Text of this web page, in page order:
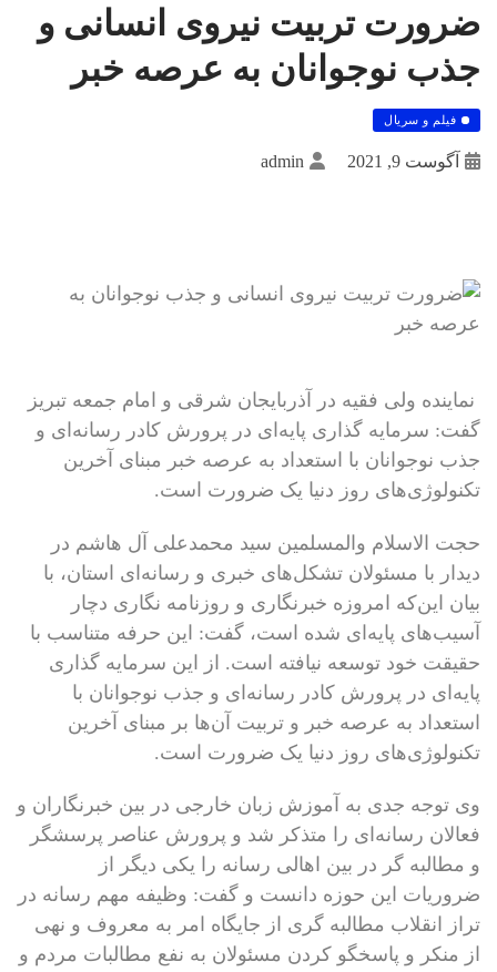
ضرورت تربیت نیروی انسانی و
جذب نوجوانان به عرصه خبر
فیلم و سریال
آگوست 9, 2021 admin
نماینده ولی فقیه در آذربایجان شرقی و امام جمعه تبریز
گفت: سرمایه گذاری پایه‌ای در پرورش کادر رسانه‌ای و
جذب نوجوانان با استعداد به عرصه خبر مبنای آخرین
تکنولوژی‌های روز دنیا یک ضرورت است.
حجت الاسلام والمسلمین سید محمدعلی آل هاشم در
دیدار با مسئولان تشکل‌های خبری و رسانه‌ای استان، با
بیان این‌که امروزه خبرنگاری و روزنامه نگاری دچار
آسیب‌های پایه‌ای شده است، گفت: این حرفه متناسب با
حقیقت خود توسعه نیافته است. از این سرمایه گذاری
پایه‌ای در پرورش کادر رسانه‌ای و جذب نوجوانان با
استعداد به عرصه خبر و تربیت آن‌ها بر مبنای آخرین
تکنولوژی‌های روز دنیا یک ضرورت است.
وی توجه جدی به آموزش زبان خارجی در بین خبرنگاران و
فعالان رسانه‌ای را متذکر شد و پرورش عناصر پرسشگر
و مطالبه گر در بین اهالی رسانه را یکی دیگر از
ضروریات این حوزه دانست و گفت: وظیفه مهم رسانه در
تراز انقلاب مطالبه گری از جایگاه امر به معروف و نهی
از منکر و پاسخگو کردن مسئولان به نفع مطالبات مردم و